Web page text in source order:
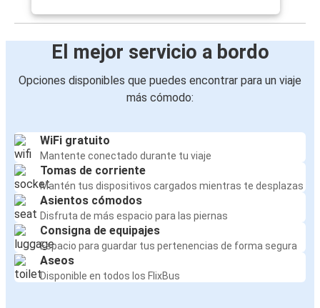
El mejor servicio a bordo
Opciones disponibles que puedes encontrar para un viaje
más cómodo:
WiFi gratuito
Mantente conectado durante tu viaje
Tomas de corriente
Mantén tus dispositivos cargados mientras te desplazas
Asientos cómodos
Disfruta de más espacio para las piernas
Consigna de equipajes
Espacio para guardar tus pertenencias de forma segura
Aseos
Disponible en todos los FlixBus